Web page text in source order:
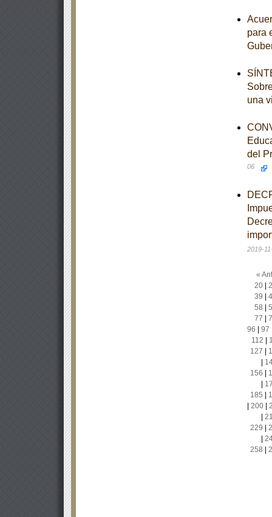
para
una
del
06
2019-
«
20|
39
58
77
96
97
112
127
156
185
200|
229
258